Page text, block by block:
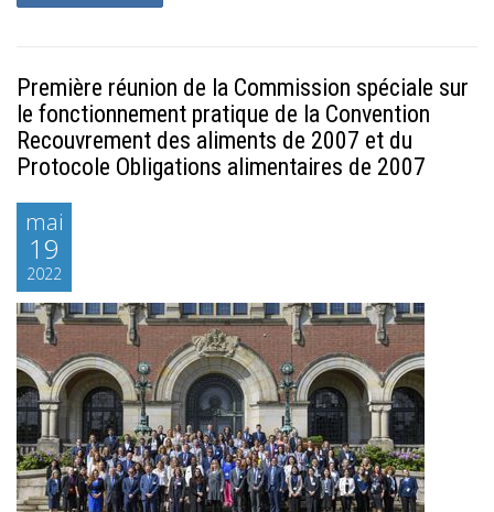
Première réunion de la Commission spéciale sur
le fonctionnement pratique de la Convention
Recouvrement des aliments de 2007 et du
Protocole Obligations alimentaires de 2007
mai
19
2022